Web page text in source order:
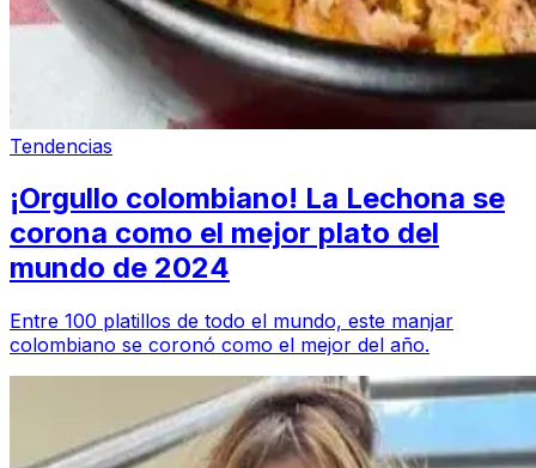
Tendencias
¡Orgullo colombiano! La Lechona se
corona como el mejor plato del
mundo de 2024
Entre 100 platillos de todo el mundo, este manjar
colombiano se coronó como el mejor del año.